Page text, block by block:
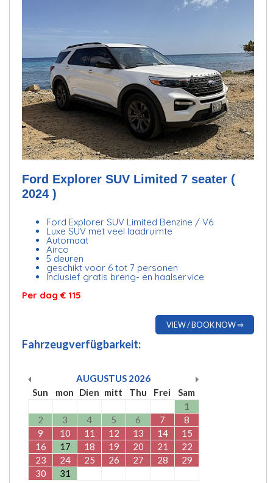
Ford Explorer SUV Limited 7 seater (
2024 )
Ford Explorer SUV Limited Benzine / V6
Luxe SUV met veel laadruimte
Automaat
Airco
5 deuren
geschikt voor 6 tot 7 personen
Inclusief gratis breng- en haalservice
Per dag € 115
VIEW / BOOK NOW ⇒
Fahrzeugverfügbarkeit:
AUGUSTUS 2026
Sun
mon Dien mitt Thu Frei
Sam
1
2
3 4 5 6 7
8
9
10 11 12 13 14
15
16
17 18 19 20 21
22
23
24 25 26 27 28
29
30
31